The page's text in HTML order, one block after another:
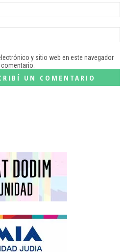
y sitio web en este navegador
comentario.